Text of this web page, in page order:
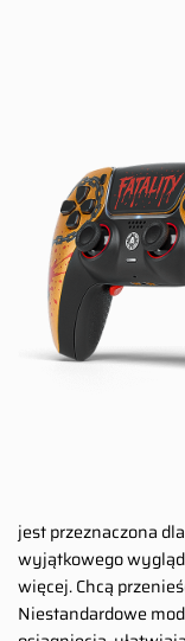
jest przeznaczona
wyjątkowego
więcej. Chcą
Niestandardowe